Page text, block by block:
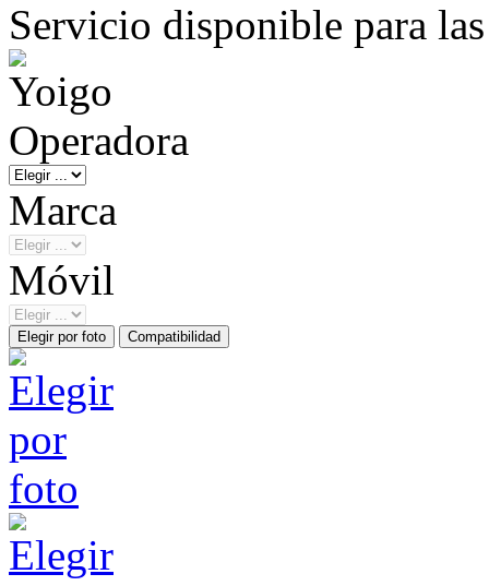
Servicio disponible para
Operadora
Marca
Móvil